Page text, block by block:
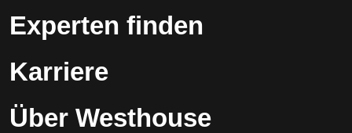
Experten finden
Karriere
Über Westhouse